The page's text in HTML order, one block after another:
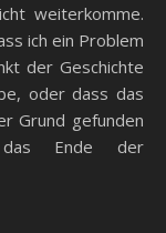
weiterkomme.
ich ein Problem
der Geschichte
oder dass das
Grund gefunden
Ende der